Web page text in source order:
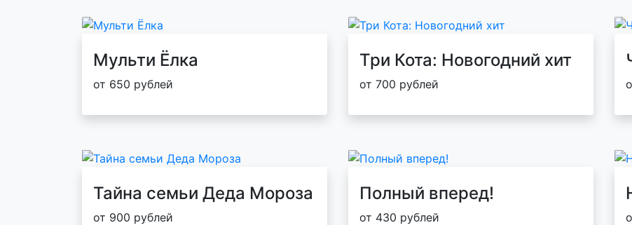
Мульти Ёлка
от 650 рублей
Три Кота: Новогодний хит
от 700 рублей
Тайна семьи Деда Мороза
от 900 рублей
Полный вперед!
от 430 рублей